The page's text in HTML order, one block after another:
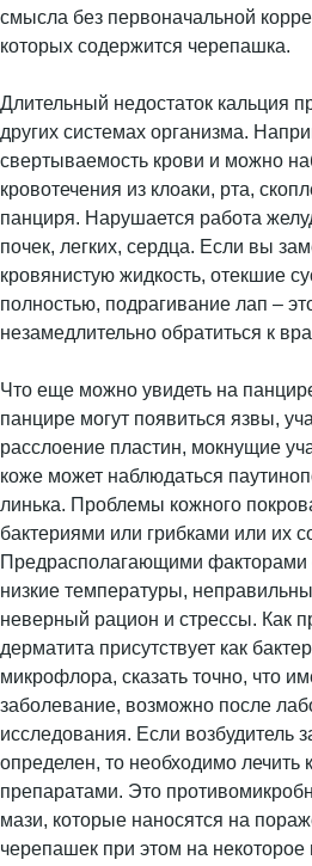
смысла без первоначальной
которых содержится черепашка.
Длительный недостаток кальция
других системах организма.
свертываемость крови и можно
кровотечения из клоаки, рта,
панциря. Нарушается работа
почек, легких, сердца. Если вы
кровянистую жидкость, отекшие
полностью, подрагивание лап –
незамедлительно обратиться к
Что еще можно увидеть на
панцире могут появиться язвы,
расслоение пластин, мокнущие
коже может наблюдаться
линька. Проблемы кожного
бактериями или грибками или их
Предрасполагающими факторами
низкие температуры,
неверный рацион и стрессы. Как
дерматита присутствует как
микрофлора, сказать точно, что
заболевание, возможно после
исследования. Если возбудитель
определен, то необходимо лечить
препаратами. Это
мази, которые наносятся на
черепашек при этом на